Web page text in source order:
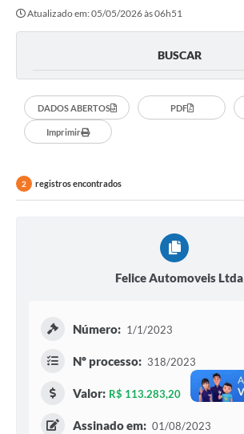
Setores da Saúde
Serviços Online
Contato
Contas Públicas
Serviço de Inspeção Municipal - SIM
Agenda
Acesso Rápido
Editais
Carta de Serviços
Atualizado em: 05/05/2026 às 06h51
BUSCAR
DADOS ABERTOS PDF
Imprimir
2 registros encontrados
Felice Automoveis Ltda
Número: 1/1/2023
Nº processo: 318/2023
Valor: R$ 113.283,20
Assinado em: 01/08/2023